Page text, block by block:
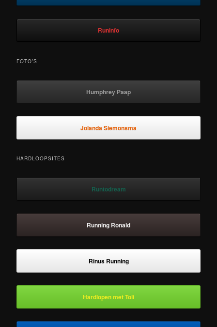
Runinfo
FOTO’S
Humphrey Paap
Jolanda Siemonsma
HARDLOOPSITES
Runtodream
Running Ronald
Rinus Running
Hardlopen met Toli